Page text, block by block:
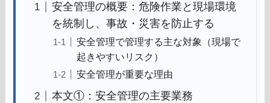
安全管理の概要：危険作業と現場環境
を統制し、事故・災害を防止する
安全管理で管理する主な対象（現場で
起きやすいリスク）
安全管理が重要な理由
本文①：安全管理の主要業務